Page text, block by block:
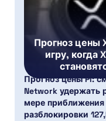
Прогноз цены
игру, когда
Прогноз цены PI:
Network удержать
мере приближения
разблокировки